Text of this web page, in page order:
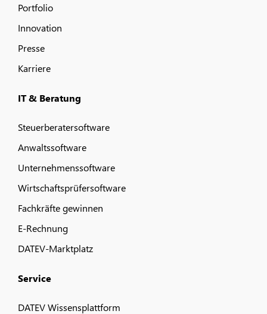
Portfolio
Innovation
Presse
Karriere
IT & Beratung
Steuerberatersoftware
Anwaltssoftware
Unternehmenssoftware
Wirtschaftsprüfersoftware
Fachkräfte gewinnen
E-Rechnung
DATEV-Marktplatz
Service
DATEV Wissensplattform